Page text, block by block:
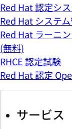
Red Hat 認定シ
Red Hat システ
Red Hat ラーニ
(無料)
RHCE 認定試験
Red Hat 認定
サービス